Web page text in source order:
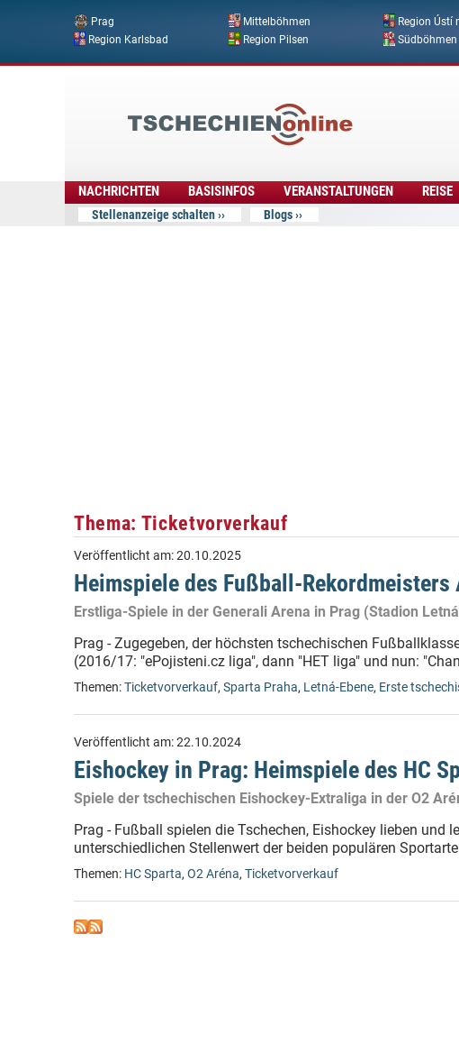
Prag Mittelböhmen Region Ústí
Region Karlsbad
Region Pilsen Südböhmen
Online
NACHRICHTEN BASISINFOS VERANSTALTUNGEN REISE
Stellenanzeige schalten Blogs
Thema: Ticketvorverkauf
Veröffentlicht am:20.10.2025
Heimspiele des Fußball-Rekordmeisters
Erstliga-Spiele in der Generali Arena in Prag (Stadion
Prag - Zugegeben, der höchsten tschechischen
(2016/17: "ePojisteni.cz liga", dann "HET liga" und nun:
Themen:Ticketvorverkauf, Sparta Praha, Letná-Ebene, Erste
Veröffentlicht am:22.10.2024
Eishockey in Prag: Heimspiele des HC
Spiele der tschechischen Eishockey-Extraliga in der O2
Prag - Fußball spielen die Tschechen, Eishockey lieben und
unterschiedlichen Stellenwert der beiden populären
Themen: HC Sparta, O2 Aréna, Ticketvorverkauf